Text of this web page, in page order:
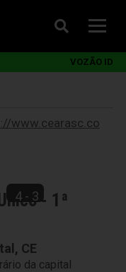
VOZÃO ID
www.cearasc.co
- 1ª
CE
da capital
4 - 3